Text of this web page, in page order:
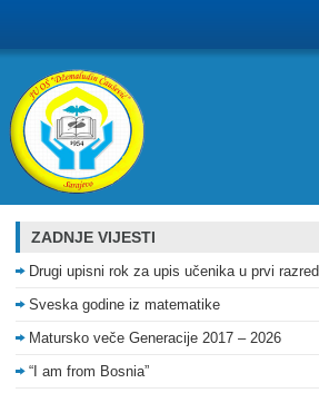
ZADNJE VIJESTI
Drugi upisni rok za upis učenika u prvi razred
Sveska godine iz matematike
Matursko veče Generacije 2017 – 2026
“I am from Bosnia”